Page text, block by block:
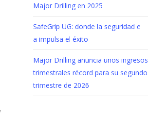
Major Drilling en 2025
SafeGrip UG: donde la seguridad e
a impulsa el éxito
Major Drilling anuncia unos ingresos
trimestrales récord para su segundo
trimestre de 2026